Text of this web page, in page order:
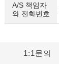
A/S 책임자
와 전화번호
1:1문의